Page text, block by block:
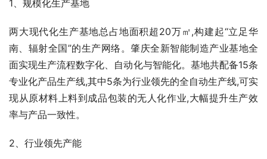
1、规模化生产基地
两大现代化生产基地总占地面积超20万㎡,构建起“立足华
南、辐射全国”的生产网络。肇庆全新智能制造产业基地全
面实现生产流程数字化、自动化与智能化。基地共配备15条
专业化产品生产线,其中5条为行业领先的全自动生产线,可实
现从原材料上料到成品包装的无人化作业,大幅提升生产效
率与产品一致性。
2、行业领先产能